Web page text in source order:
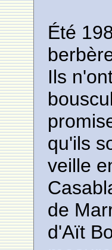
Été
Ils
qu'ils
veille
de
d'Aït